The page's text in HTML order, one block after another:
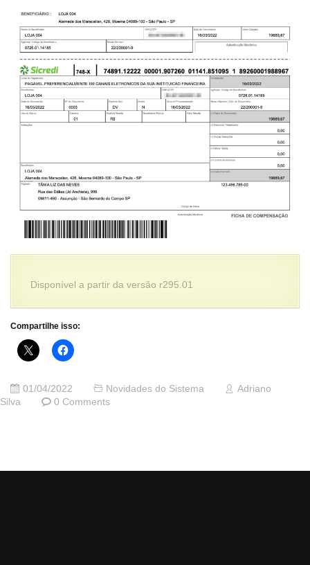
Disponível a partir da versão r295.01
Compartilhe isso:
01/04/2022 Novidades do Sistema
Adriano
Silva
0 Comments